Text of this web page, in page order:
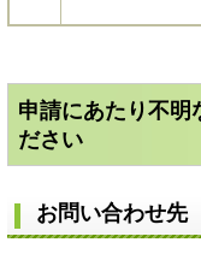
申請にあたり不明
ださい
お問い合わせ先